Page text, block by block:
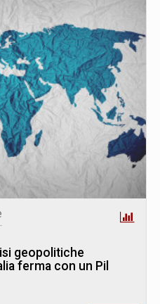
geopolitiche
ferma con un Pil